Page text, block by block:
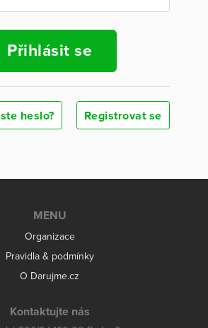
Přihlásit se
heslo? Registrovat se
MENU
Organizace
Pravidla & podmínky
O Darujme.cz
Kontaktujte nás